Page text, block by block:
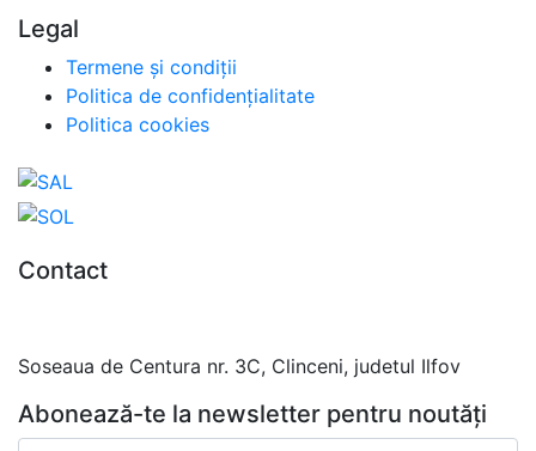
Legal
Termene și condiții
Politica de confidențialitate
Politica cookies
Contact
Soseaua de Centura nr. 3C, Clinceni, judetul Ilfov
Abonează-te la newsletter pentru noutăți